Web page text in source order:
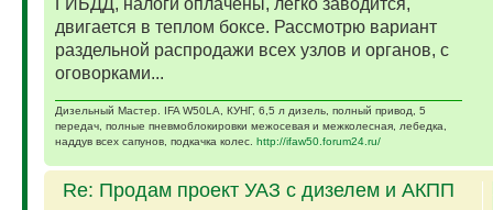
ГИБДД, налоги оплачены, легко заводится,
двигается в теплом боксе. Рассмотрю вариант
раздельной распродажи всех узлов и органов, с
оговорками...
Дизельный Мастер. IFA W50LA, КУНГ, 6,5 л дизель, полный привод, 5
передач, полные пневмоблокировки межосевая и межколесная, лебедка,
наддув всех сапунов, подкачка колес. http://ifaw50.forum24.ru/
Re: Продам проект УАЗ с дизелем и АКПП